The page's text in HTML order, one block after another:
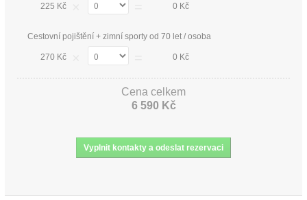
225 Kč 0 Kč
Cestovní pojištění + zimní sporty od 70 let / osoba
270 Kč 0 Kč
Cena celkem
6 590 Kč